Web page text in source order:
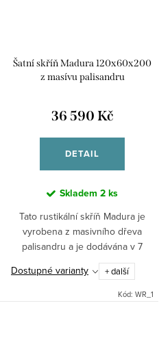
Šatní skříň Madura 120x60x200
z masívu palisandru
36 590 Kč
DETAIL
Skladem 2 ks
Tato rustikální skříň Madura je
vyrobena z masivního dřeva
palisandru a je dodávána v 7
různých odstínech. Při
objednávce nutné
upřesnit."Nedokonalé"
Dostupné varianty + další
Kód: WR_1